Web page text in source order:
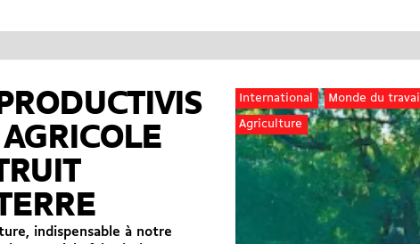
indispensable à notre
International
Monde du travail
Agriculture